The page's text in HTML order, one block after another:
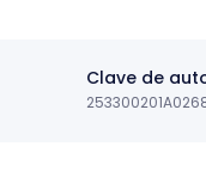
Clave de